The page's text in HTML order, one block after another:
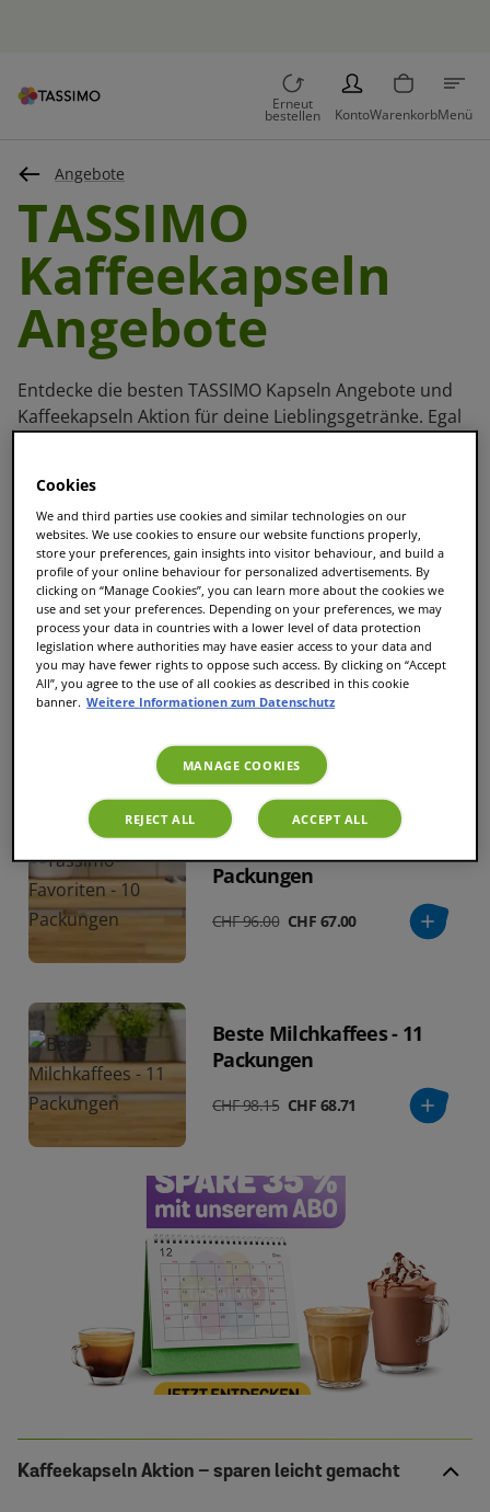
Erneut
bestellen
PERSON
KontoWarenkorbMenü
Angebote
TASSIMO
Kaffeekapseln
Angebote
Entdecke die besten TASSIMO Kapseln Angebote und
Kaffeekapseln Aktion für deine Lieblingsgetränke. Egal
Tassimo günstig zu kaufen.
Sortieren und Filtern
Bester schwarzer Kaffee -
10 Packungen
Packungen
CHF 96.00 CHF 67.00
Beste Milchkaffees - 11
Packungen
CHF 98.15 CHF 68.71
Kaffeekapseln Aktion – sparen leicht gemacht
Cookies
We and third parties use cookies and similar technologies on our
websites. We use cookies to ensure our website functions properly,
store your preferences, gain insights into visitor behaviour, and build a
profile of your online behaviour for personalized advertisements. By
clicking on “Manage Cookies”, you can learn more about the cookies we
use and set your preferences. Depending on your preferences, we may
process your data in countries with a lower level of data protection
legislation where authorities may have easier access to your data and
you may have fewer rights to oppose such access. By clicking on “Accept
All”, you agree to the use of all cookies as described in this cookie
banner. Weitere Informationen zum Datenschutz
MANAGE COOKIES
REJECT ALL ACCEPT ALL